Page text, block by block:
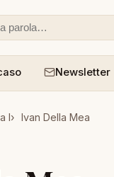
un aforisma
Newsletter
I Ivan Della Mea